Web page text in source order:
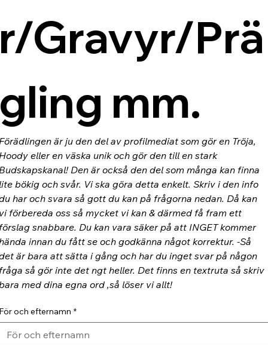
Gravyr/Prä
mm.
är ju den del av profilmediat som gör en Tröja,
eller en väska unik och gör den till en stark
Den är också den del som många kan finna
bökig och svår. Vi ska göra detta enkelt. Skriv i den info
har och svara så gott du kan på frågorna nedan. Då kan
förbereda oss så mycket vi kan & därmed få fram ett
snabbare. Du kan vara säker på att INGET kommer
innan du fått se och godkänna något korrektur. -Så
är bara att sätta i gång och har du inget svar på någon
så gör inte det ngt heller. Det finns en textruta så skriv
med dina egna ord ,så löser vi allt!
och efternamn *